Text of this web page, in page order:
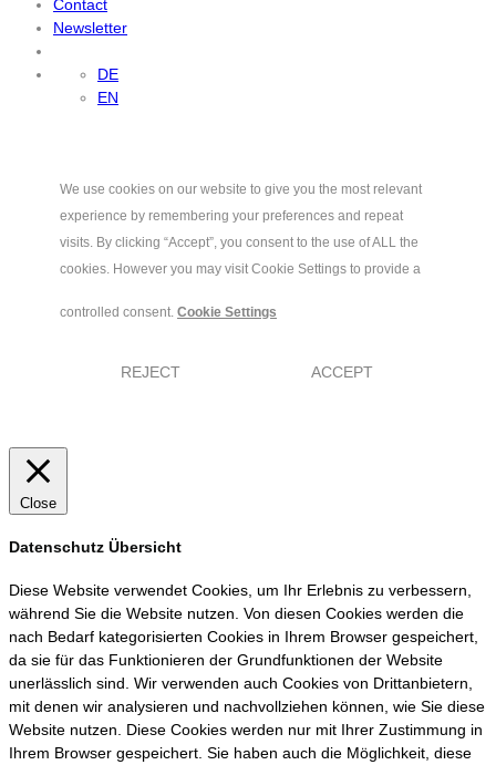
Contact
Newsletter
DE
EN
We use cookies on our website to give you the most relevant
experience by remembering your preferences and repeat
visits. By clicking “Accept”, you consent to the use of ALL the
cookies. However you may visit Cookie Settings to provide a
controlled consent. Cookie Settings
REJECT ACCEPT
Close
Datenschutz Übersicht
Diese Website verwendet Cookies, um Ihr Erlebnis zu verbessern,
während Sie die Website nutzen. Von diesen Cookies werden die
nach Bedarf kategorisierten Cookies in Ihrem Browser gespeichert,
da sie für das Funktionieren der Grundfunktionen der Website
unerlässlich sind. Wir verwenden auch Cookies von Drittanbietern,
mit denen wir analysieren und nachvollziehen können, wie Sie diese
Website nutzen. Diese Cookies werden nur mit Ihrer Zustimmung in
Ihrem Browser gespeichert. Sie haben auch die Möglichkeit, diese